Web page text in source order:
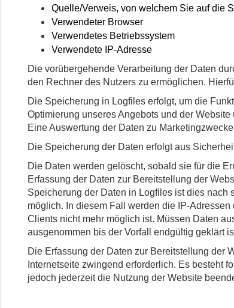
Quelle/Verweis, von welchem Sie auf die
Verwendeter Browser
Verwendetes Betriebssystem
Verwendete IP-Adresse
Die vorübergehende Verarbeitung der Daten
den Rechner des Nutzers zu ermöglichen.
Die Speicherung in Logfiles erfolgt, um die
Optimierung unseres Angebots und der
Eine Auswertung der Daten zu
Die Speicherung der Daten erfolgt aus
Die Daten werden gelöscht, sobald sie für die
Erfassung der Daten zur Bereitstellung der
Speicherung der Daten in Logfiles ist dies
möglich. In diesem Fall werden die IP-
Clients nicht mehr möglich ist. Müssen Daten
ausgenommen bis der Vorfall endgültig geklärt
Die Erfassung der Daten zur Bereitstellung der
Internetseite zwingend erforderlich. Es besteht
jedoch jederzeit die Nutzung der Website